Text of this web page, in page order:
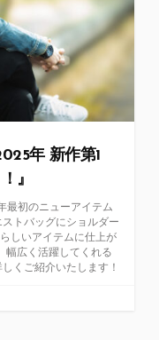
年 新作第1
』
最初のニューアイテム
トバッグにショルダー
しいアイテムに仕上が
幅広く活躍してくれる
くご紹介いたします！